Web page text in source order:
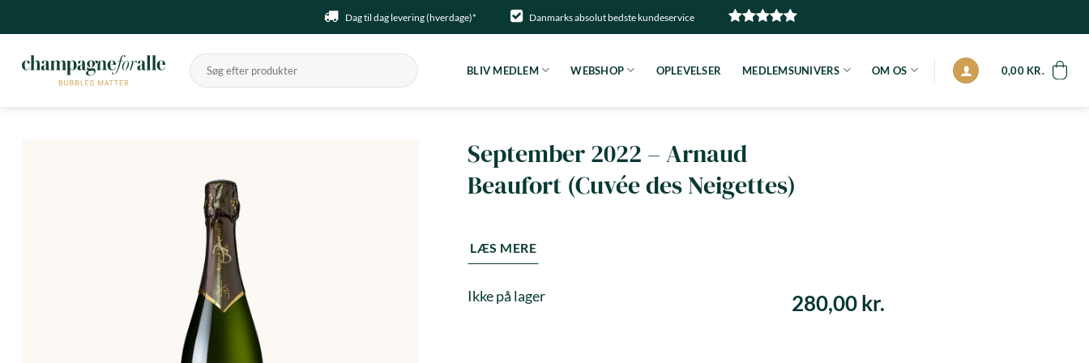
Dag til dag levering (hverdage)* Danmarks absolut bedste kundeservice
Søg
efter:
BLIV MEDLEM WEBSHOP OPLEVELSER MEDLEMSUNIVERS OM OS 0,00 KR.
September 2022 – Arnaud
Beaufort (Cuvée des Neigettes)
LÆS MERE
280,00kr.
Ikke på lager